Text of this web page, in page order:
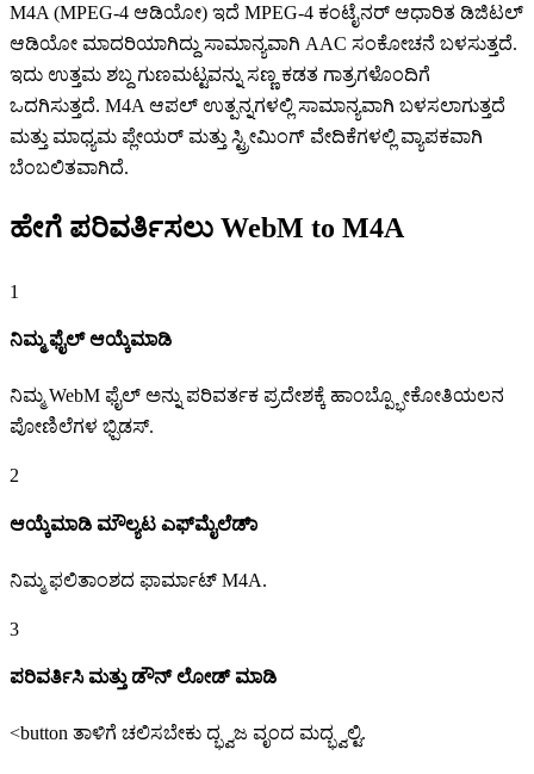
M4A (MPEG-4 ಆಡಿಯೋ) ಇದೆ MPEG-4 ಕಂಟೈನರ್ ಆಧಾರಿತ ಡಿಜಿಟಲ್
ಆಡಿಯೋ ಮಾದರಿಯಾಗಿದ್ದು ಸಾಮಾನ್ಯವಾಗಿ AAC ಸಂಕೋಚನೆ ಬಳಸುತ್ತದೆ.
ಇದು ಉತ್ತಮ ಶಬ್ದ ಗುಣಮಟ್ಟವನ್ನು ಸಣ್ಣ ಕಡತ ಗಾತ್ರಗಳೊಂದಿಗೆ
ಒದಗಿಸುತ್ತದೆ. M4A ಆಪಲ್ ಉತ್ಪನ್ನಗಳಲ್ಲಿ ಸಾಮಾನ್ಯವಾಗಿ ಬಳಸಲಾಗುತ್ತದೆ
ಮತ್ತು ಮಾಧ್ಯಮ ಪ್ಲೇಯರ್ ಮತ್ತು ಸ್ಟ್ರೀಮಿಂಗ್ ವೇದಿಕೆಗಳಲ್ಲಿ ವ್ಯಾಪಕವಾಗಿ
ಬೆಂಬಲಿತವಾಗಿದೆ.
ಹೇಗೆ ಪರಿವರ್ತಿಸಲು WebM to M4A
1
ನಿಮ್ಮ ಫೈಲ್ ಆಯ್ಕೆಮಾಡಿ
ನಿಮ್ಮ WebM ಫೈಲ್ ಅನ್ನು ಪರಿವರ್ತಕ ಪ್ರದೇಶಕ್ಕೆ ಹಾಂಬ್ಪ್ಭೋಕೋತಿಯಲನ
ಪೋಣಿಲೆಗಳ ಭ್ಪಿಡಸ್.
2
ಆಯ್ಕೆಮಾಡಿ ಮೌಲ್ಯಟ ಎಫ್‌ಮೈಲೆಡಾ್
ನಿಮ್ಮ ಫಲಿತಾಂಶದ ಫಾರ್ಮಾಟ್ M4A.
3
ಪರಿವರ್ತಿಸಿ ಮತ್ತು ಡೌನ್ ಲೋಡ್ ಮಾಡಿ
<button ತಾಳಿಗೆ ಚಲಿಸಬೇಕು ದ್ಭ್ವಜ ವೃಂದ ಮದ್ಭ್ವಲ್ಟಿ.